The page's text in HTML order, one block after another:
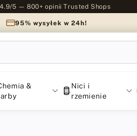
5 — 800+ opinii Trusted Shops
95% wysyłek w 24h!
&
Nici i
rzemienie